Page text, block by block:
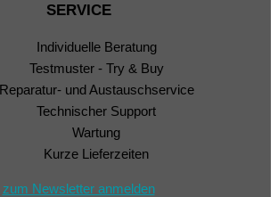
SERVICE
Individuelle Beratung
Testmuster - Try & Buy
Reparatur- und Austauschservice
Technischer Support
Wartung
Kurze Lieferzeiten
zum Newsletter anmelden